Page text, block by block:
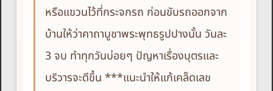
หรือแขวนไว้ที่กระจกรถ ก่อนขับรถออกจาก
บ้านให้ว่าคาถาบูชาพระพุทธรูปปางนั้น วันละ
3 จบ ทำทุกวันบ่อยๆ ปัญหาเรื่องบุตรและ
บริวารจะดีขึ้น ***แนะนำให้แก้เคล็ดเลข